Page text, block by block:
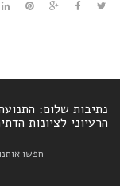
נתיבות שלום:
הרעיוני לציונות
חפשו